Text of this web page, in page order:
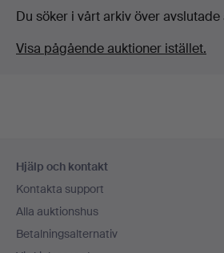
Du söker i vårt arkiv över avslutade
Visa pågående auktioner istället.
Hjälp och kontakt
Kontakta support
Alla auktionshus
Betalningsalternativ